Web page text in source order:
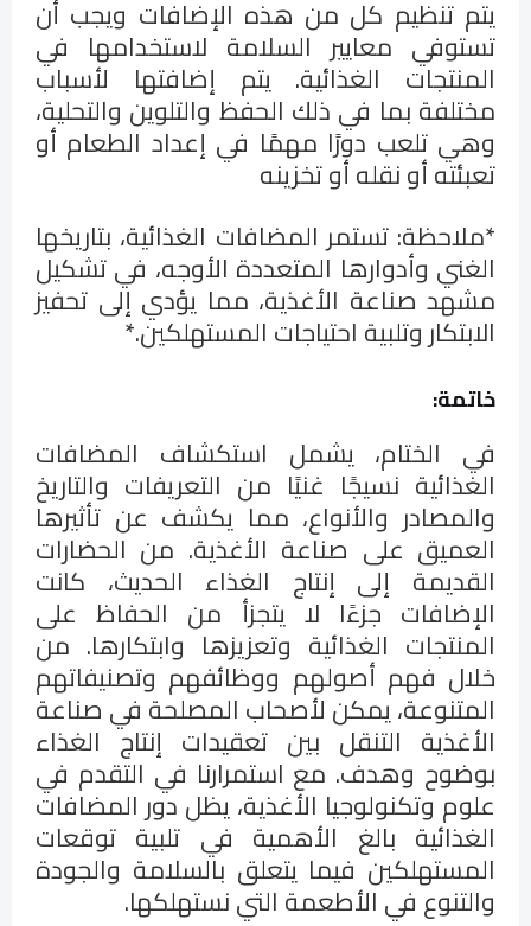
يتم تنظيم كل من هذه الإضافات ويجب أن
تستوفي معايير السلامة لاستخدامها في
المنتجات الغذائية. يتم إضافتها لأسباب
مختلفة بما في ذلك الحفظ والتلوين والتحلية،
وهي تلعب دورًا مهمًا في إعداد الطعام أو
تعبئته أو نقله أو تخزينه
*ملاحظة: تستمر المضافات الغذائية، بتاريخها
الغني وأدوارها المتعددة الأوجه، في تشكيل
مشهد صناعة الأغذية، مما يؤدي إلى تحفيز
الابتكار وتلبية احتياجات المستهلكين.*
خاتمة:
في الختام، يشمل استكشاف المضافات
الغذائية نسيجًا غنيًا من التعريفات والتاريخ
والمصادر والأنواع، مما يكشف عن تأثيرها
العميق على صناعة الأغذية. من الحضارات
القديمة إلى إنتاج الغذاء الحديث، كانت
الإضافات جزءًا لا يتجزأ من الحفاظ على
المنتجات الغذائية وتعزيزها وابتكارها. من
خلال فهم أصولهم ووظائفهم وتصنيفاتهم
المتنوعة، يمكن لأصحاب المصلحة في صناعة
الأغذية التنقل بين تعقيدات إنتاج الغذاء
بوضوح وهدف. مع استمرارنا في التقدم في
علوم وتكنولوجيا الأغذية، يظل دور المضافات
الغذائية بالغ الأهمية في تلبية توقعات
المستهلكين فيما يتعلق بالسلامة والجودة
والتنوع في الأطعمة التي نستهلكها.